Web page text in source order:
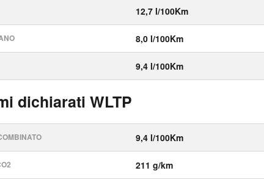
12,7 l/100Km
8,0 l/100Km
9,4 l/100Km
dichiarati WLTP
9,4 l/100Km
211 g/km